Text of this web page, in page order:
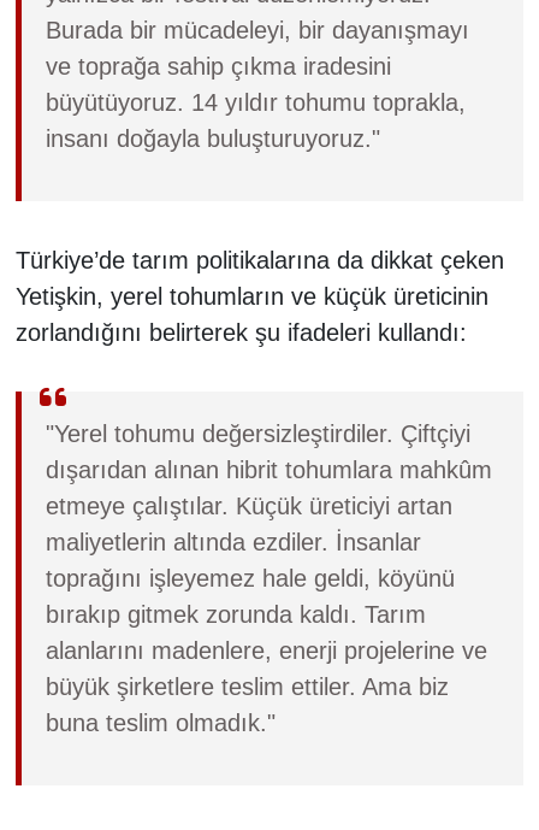
Burada bir mücadeleyi, bir dayanışmayı
ve toprağa sahip çıkma iradesini
büyütüyoruz. 14 yıldır tohumu toprakla,
insanı doğayla buluşturuyoruz."
Türkiye’de tarım politikalarına da dikkat çeken
Yetişkin, yerel tohumların ve küçük üreticinin
zorlandığını belirterek şu ifadeleri kullandı:
"Yerel tohumu değersizleştirdiler. Çiftçiyi
dışarıdan alınan hibrit tohumlara mahkûm
etmeye çalıştılar. Küçük üreticiyi artan
maliyetlerin altında ezdiler. İnsanlar
toprağını işleyemez hale geldi, köyünü
bırakıp gitmek zorunda kaldı. Tarım
alanlarını madenlere, enerji projelerine ve
büyük şirketlere teslim ettiler. Ama biz
buna teslim olmadık."